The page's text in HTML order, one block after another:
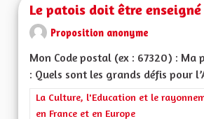
Le patois doit être enseigné
Proposition anonyme
Mon Code postal (ex : 67320) : Ma
: Quels sont les grands défis pour
Filtrer les résultats de la catégorie :
La Culture, l'Education et le
en France et en Europe